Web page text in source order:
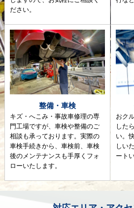
ださい。
整備・車検
キズ・へこみ・事故車修理の専
門工場ですが、車検や整備のご
相談も承っております。実際の
車検手続きから、車検前、車検
後のメンテナンスも手厚くフォ
ローいたします。
おク
した
い。
しい
ート